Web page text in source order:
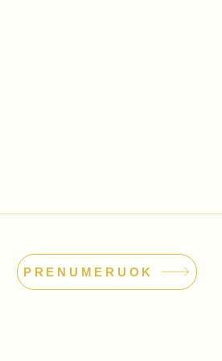
PRENUMERUOK